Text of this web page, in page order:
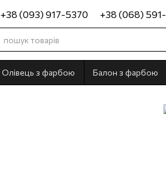
+38 (093) 917-5370 +38 (068)
Олівець з фарбою Балон з фарбою